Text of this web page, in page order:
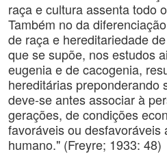
raça e cultura assenta todo
Também no da
de raça e hereditariedade
que se supõe, nos estudos
eugenia e de cacogenia,
hereditárias preponderando
deve-se antes associar à
gerações, de condições
favoráveis ou desfavoráveis
humano." (Freyre; 1933: 48)